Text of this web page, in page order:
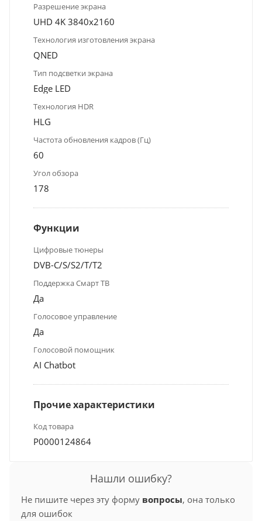
Разрешение экрана
UHD 4K 3840x2160
Технология изготовления экрана
QNED
Тип подсветки экрана
Edge LED
Технология HDR
HLG
Частота обновления кадров (Гц)
60
Угол обзора
178
Функции
Цифровые тюнеры
DVB-С/S/S2/T/T2
Поддержка Смарт ТВ
Да
Голосовое управление
Да
Голосовой помощник
AI Chatbot
Прочие характеристики
Код товара
Р0000124864
Нашли ошибку?
Не пишите через эту форму вопросы, она только
для ошибок